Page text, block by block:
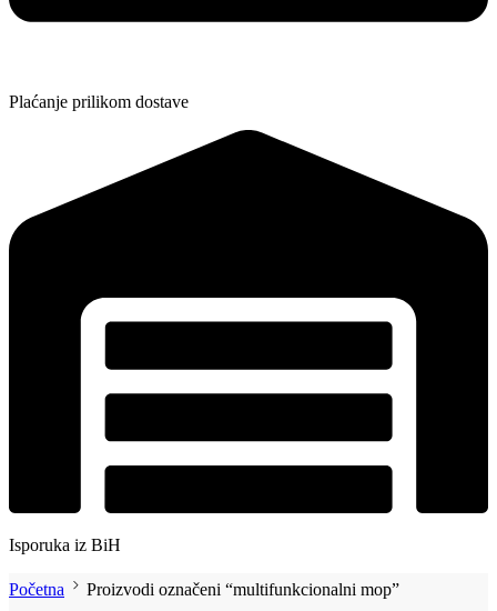
Plaćanje prilikom dostave
Isporuka iz BiH
Početna Proizvodi označeni “multifunkcionalni mop”